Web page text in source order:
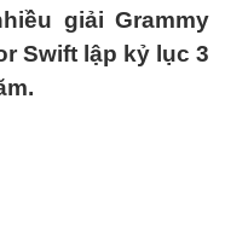
giải Grammy
Swift lập kỷ lục 3